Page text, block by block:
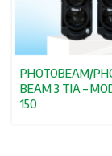
PHOTOBEAM/
BEAM 3 TIA –
150